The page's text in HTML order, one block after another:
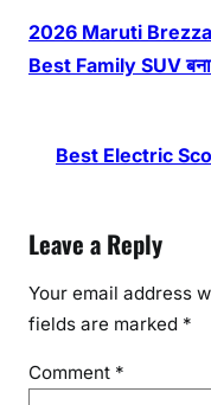
2026 Maruti Brezza
Best Family SUV
Best Electric
Leave a Reply
Your email address
fields are marked *
Comment *